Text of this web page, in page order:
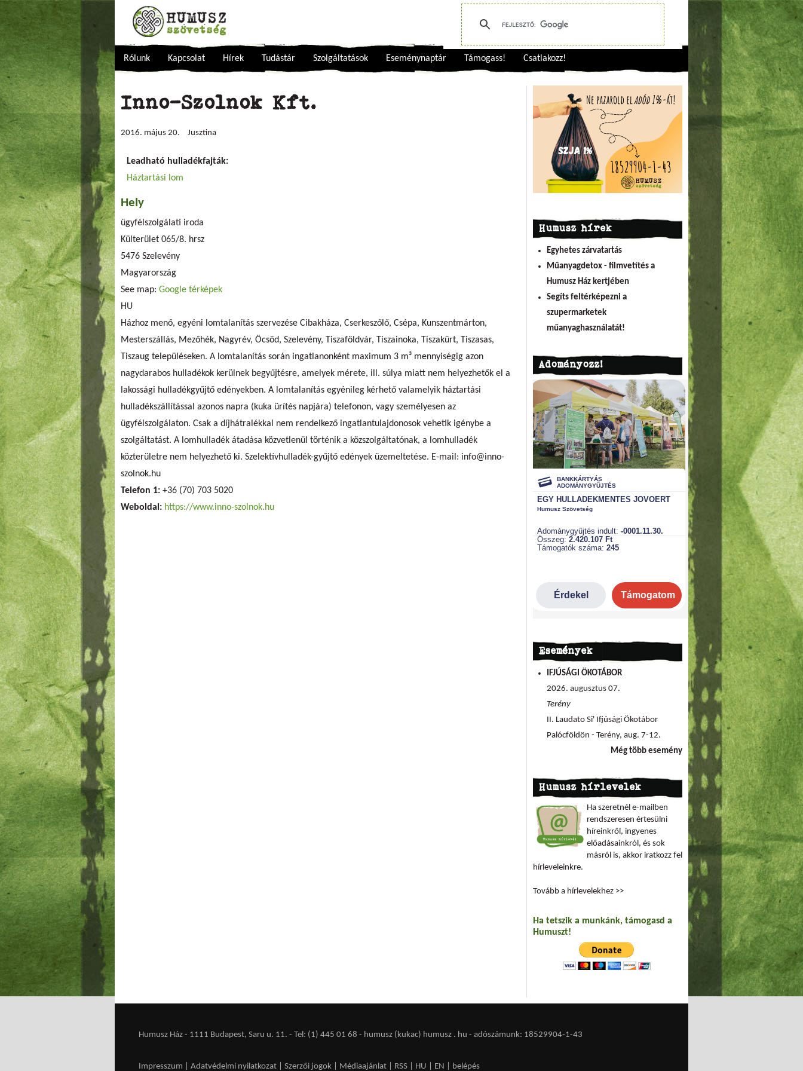
Rólunk Kapcsolat Hírek Tudástár Szolgáltatások Eseménynaptár Támogass! Csatlakozz!
Inno-Szolnok Kft.
2016. május 20. Jusztina
Leadható hulladékfajták:
Háztartási lom
Hely
ügyfélszolgálati iroda
Külterület 065/8. hrsz
5476 Szelevény
Magyarország
See map: Google térképek
HU
Házhoz menő, egyéni lomtalanítás szervezése Cibakháza, Cserkeszőlő, Csépa, Kunszentmárton,
Mesterszállás, Mezőhék, Nagyrév, Öcsöd, Szelevény, Tiszaföldvár, Tiszainoka, Tiszakürt, Tiszasas,
Tiszaug településeken. A lomtalanítás során ingatlanonként maximum 3 m³ mennyiségig azon
nagydarabos hulladékok kerülnek begyűjtésre, amelyek mérete, ill. súlya miatt nem helyezhetők el a
lakossági hulladékgyűjtő edényekben. A lomtalanítás egyénileg kérhető valamelyik háztartási
hulladékszállítással azonos napra (kuka ürítés napjára) telefonon, vagy személyesen az
ügyfélszolgálaton. Csak a díjhátralékkal nem rendelkező ingatlantulajdonosok vehetik igénybe a
szolgáltatást. A lomhulladék átadása közvetlenül történik a közszolgáltatónak, a lomhulladék
közterületre nem helyezhető ki. Szelektívhulladék-gyűjtő edények üzemeltetése. E-mail: info@inno-
szolnok.hu
Telefon 1: +36 (70) 703 5020
Weboldal: https://www.inno-szolnok.hu
Humusz hírek
Egyhetes zárvatartás
Műanyagdetox - filmvetítés a
Humusz Ház kertjében
Segíts feltérképezni a
szupermarketek
műanyaghasználatát!
Adományozz!
Események
IFJÚSÁGI ÖKOTÁBOR
2026. augusztus 07.
Terény
II. Laudato Si' Ifjúsági Ökotábor
Palócföldön - Terény, aug. 7-12.
Még több esemény
Humusz hírlevelek
Ha szeretnél e-mailben
rendszeresen értesülni
híreinkről, ingyenes
előadásainkról, és sok
másról is, akkor iratkozz fel
hírleveleinkre.
Tovább a hírlevelekhez >>
Ha tetszik a munkánk, támogasd a
Humuszt!
Humusz Ház - 1111 Budapest, Saru u. 11. - Tel: (1) 445 01 68 - humusz (kukac) humusz . hu - adószámunk: 18529904-1-43
Impresszum Adatvédelmi nyilatkozat Szerzői jogok Médiaajánlat RSS HU EN belépés